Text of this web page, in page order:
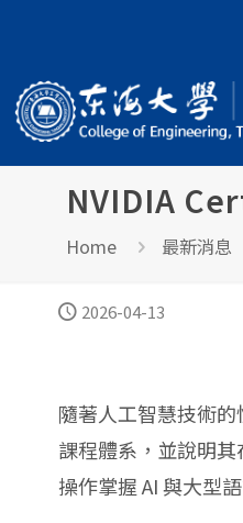
NVIDIA
Home 最新消息
2026-04-13
隨著人工智慧技術
課程體系，並說明
操作掌握 AI 與大型